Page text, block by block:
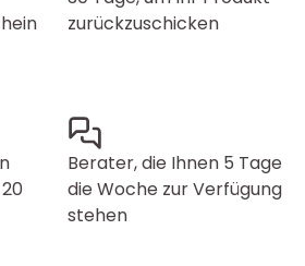
zurückzuschicken
Berater, die Ihnen 5 Tage
die Woche zur Verfügung
stehen